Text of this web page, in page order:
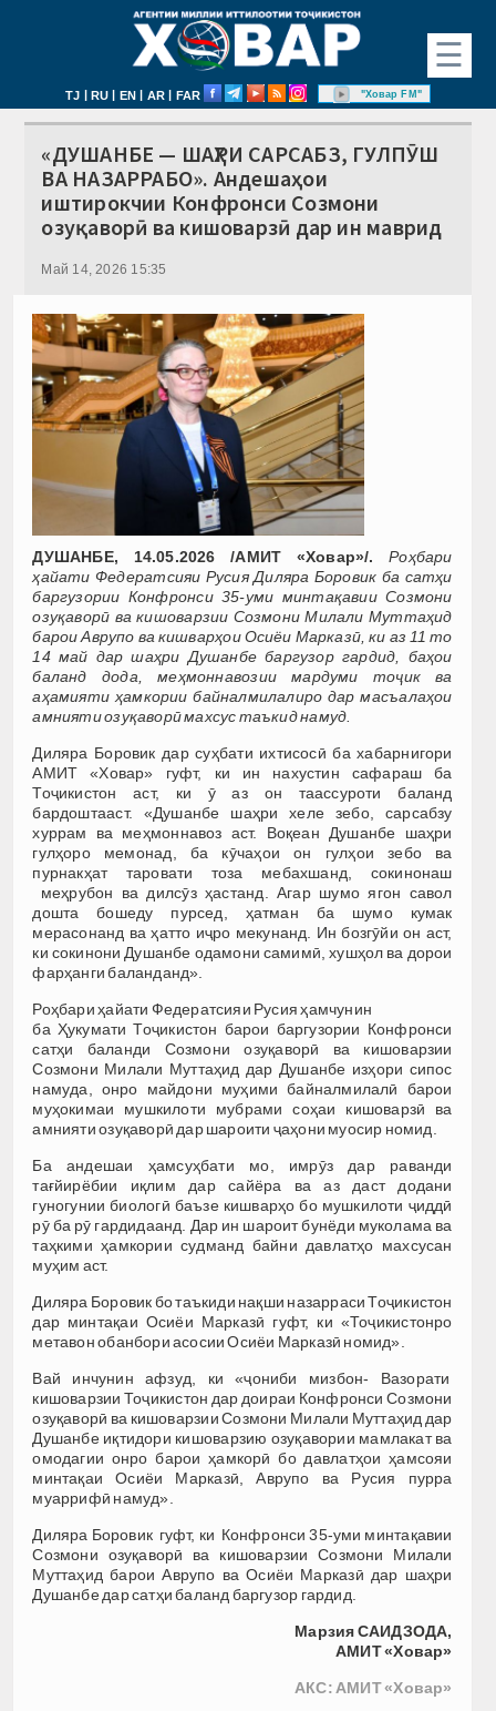
☰
TJ | RU | EN | AR | FAR "Ховар FM"
«ДУШАНБЕ — ШАҲРИ САРСАБЗ, ГУЛПӮШ
ВА НАЗАРРАБО». Андешаҳои
иштирокчии Конфронси Созмони
озуқаворӣ ва кишоварзӣ дар ин маврид
Май 14, 2026 15:35
ДУШАНБЕ, 14.05.2026 /АМИТ «Ховар»/.Роҳбари
ҳайати Федератсияи Русия Диляра Боровик ба сатҳи
баргузории Конфронси 35-уми минтақавии Созмони
озуқаворӣ ва кишоварзии Созмони Милали Муттаҳид
барои Аврупо ва кишварҳои Осиёи Марказӣ, ки аз 11 то
14 май дар шаҳри Душанбе баргузор гардид, баҳои
баланд дода, меҳмоннавозии мардуми тоҷик ва
аҳамияти ҳамкории байналмилалиро дар масъалаҳои
амнияти озуқаворӣ махсус таъкид намуд.
Диляра Боровик дар суҳбати ихтисосӣ ба хабарнигори
АМИТ «Ховар» гуфт, ки ин нахустин сафараш ба
Тоҷикистон аст, ки ӯ аз он таассуроти баланд
бардоштааст. «Душанбе шаҳри хеле зебо, сарсабзу
хуррам ва меҳмоннавоз аст. Воқеан Душанбе шаҳри
гулҳоро мемонад, ба кӯчаҳои он гулҳои зебо ва
пурнакҳат таровати тоза мебахшанд, сокинонаш
меҳрубон ва дилсӯз ҳастанд. Агар шумо ягон савол
дошта бошеду пурсед, ҳатман ба шумо кумак
мерасонанд ва ҳатто иҷро мекунанд. Ин бозгӯйи он аст,
ки сокинони Душанбе одамони самимӣ, хушҳол ва дорои
фарҳанги баланданд».
Роҳбари ҳайати Федератсияи Русия ҳамчунин
ба Ҳукумати Тоҷикистон барои баргузории Конфронси
сатҳи баланди Созмони озуқаворӣ ва кишоварзии
Созмони Милали Муттаҳид дар Душанбе изҳори сипос
намуда, онро майдони муҳими байналмилалӣ барои
муҳокимаи мушкилоти мубрами соҳаи кишоварзӣ ва
амнияти озуқаворӣ дар шароити ҷаҳони муосир номид.
Ба андешаи ҳамсуҳбати мо, имрӯз дар раванди
тағйирёбии иқлим дар сайёра ва аз даст додани
гуногунии биологӣ баъзе кишварҳо бо мушкилоти ҷиддӣ
рӯ ба рӯ гардидаанд. Дар ин шароит бунёди муколама ва
таҳкими ҳамкории судманд байни давлатҳо махсусан
муҳим аст.
Диляра Боровик бо таъкиди нақши назарраси Тоҷикистон
дар минтақаи Осиёи Марказӣ гуфт, ки «Тоҷикистонро
метавон обанбори асосии Осиёи Марказӣ номид».
Вай инчунин афзуд, ки «ҷониби мизбон- Вазорати
кишоварзии Тоҷикистон дар доираи Конфронси Созмони
озуқаворӣ ва кишоварзии Созмони Милали Муттаҳид дар
Душанбе иқтидори кишоварзию озуқавории мамлакат ва
омодагии онро барои ҳамкорӣ бо давлатҳои ҳамсояи
минтақаи Осиёи Марказӣ, Аврупо ва Русия пурра
муаррифӣ намуд».
Диляра Боровик гуфт, ки Конфронси 35-уми минтақавии
Созмони озуқаворӣ ва кишоварзии Созмони Милали
Муттаҳид барои Аврупо ва Осиёи Марказӣ дар шаҳри
Душанбе дар сатҳи баланд баргузор гардид.
Марзия САИДЗОДА,
АМИТ «Ховар»
АКС: АМИТ «Ховар»